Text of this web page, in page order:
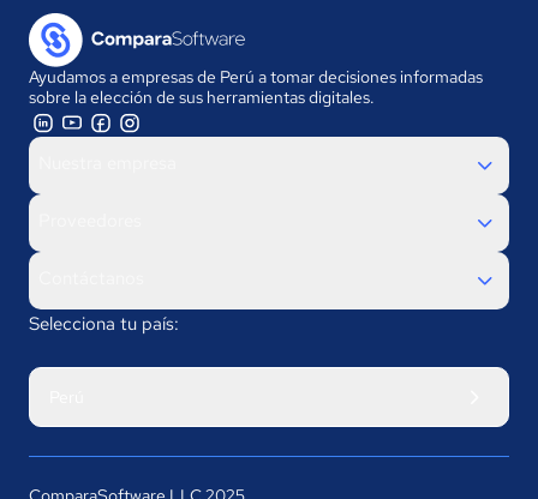
Ayudamos a empresas de Perú a tomar decisiones informadas
sobre la elección de sus herramientas digitales.
Selecciona tu país: